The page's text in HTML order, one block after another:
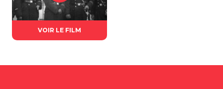
VOIR LE FILM